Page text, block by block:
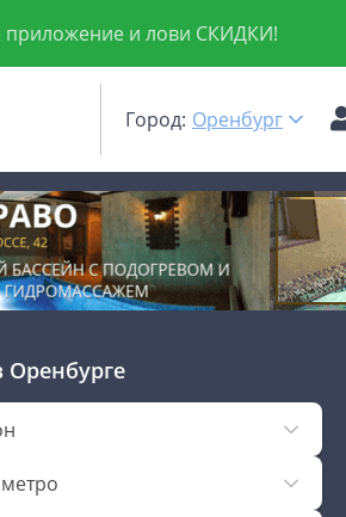
приложение и лови СКИДКИ!
Город: Оренбург
Оренбурге